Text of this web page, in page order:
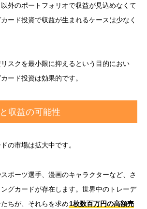
外のポートフォリオで収益が見込めなくて
ード投資で収益が生まれるケースは少なく
スクを最小限に抑えるという目的におい
ード投資は効果的です。
収益の可能性
の市場は拡大中です。
ポーツ選手、漫画のキャラクターなど、さ
グカードが存在します。世界中のトレーデ
ちが、それらを求め1枚数百万円の高額売